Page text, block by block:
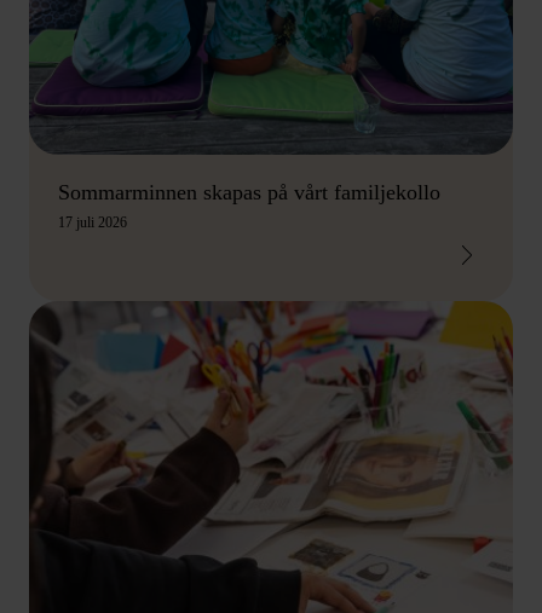
Sommarminnen skapas på vårt familjekollo
17 juli 2026